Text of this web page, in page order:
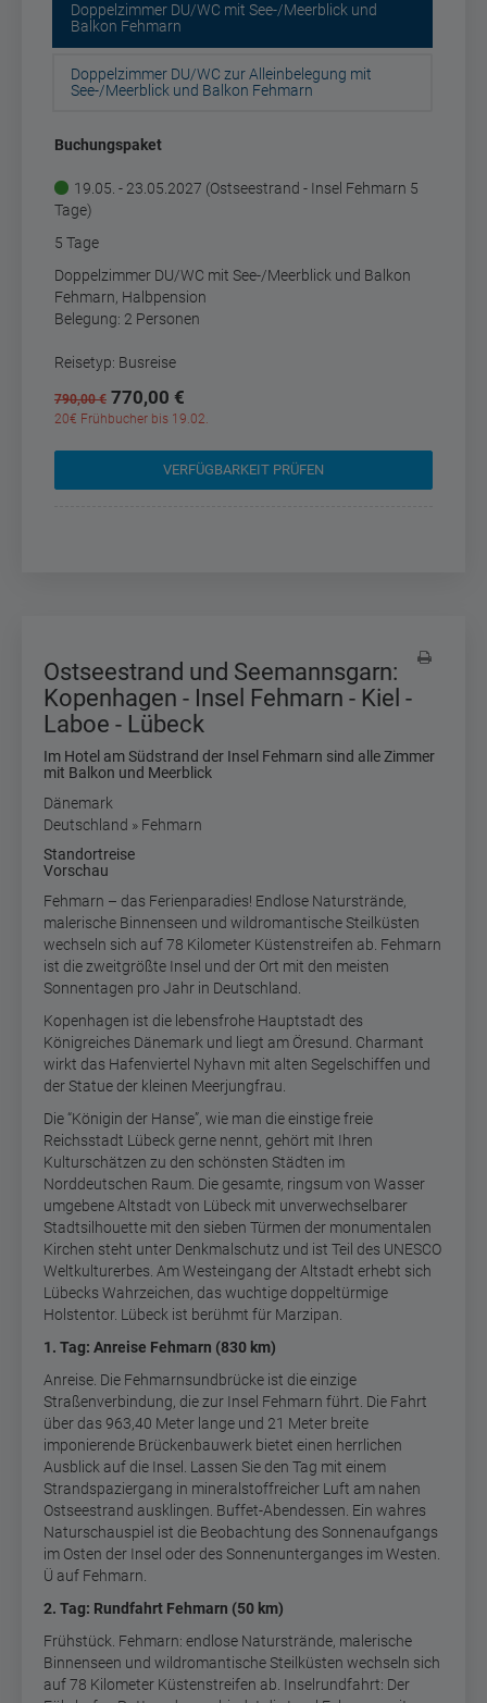
Doppelzimmer DU/WC mit See-/Meerblick und
Balkon Fehmarn
Doppelzimmer DU/WC zur Alleinbelegung mit
See-/Meerblick und Balkon Fehmarn
Buchungspaket
19.05. - 23.05.2027 (Ostseestrand - Insel Fehmarn 5
Tage)
5 Tage
Doppelzimmer DU/WC mit See-/Meerblick und Balkon
Fehmarn, Halbpension
Belegung: 2 Personen
Reisetyp: Busreise
790,00 € 770,00 €
20€ Frühbucher bis 19.02.
VERFÜGBARKEIT PRÜFEN
Ostseestrand und Seemannsgarn:
Kopenhagen - Insel Fehmarn - Kiel -
Laboe - Lübeck
Im Hotel am Südstrand der Insel Fehmarn sind alle Zimmer
mit Balkon und Meerblick
Dänemark
Deutschland » Fehmarn
Standortreise
Vorschau
Fehmarn – das Ferienparadies! Endlose Naturstrände,
malerische Binnenseen und wildromantische Steilküsten
wechseln sich auf 78 Kilometer Küstenstreifen ab. Fehmarn
ist die zweitgrößte Insel und der Ort mit den meisten
Sonnentagen pro Jahr in Deutschland.
Kopenhagen ist die lebensfrohe Hauptstadt des
Königreiches Dänemark und liegt am Öresund. Charmant
wirkt das Hafenviertel Nyhavn mit alten Segelschiffen und
der Statue der kleinen Meerjungfrau.
Die “Königin der Hanse”, wie man die einstige freie
Reichsstadt Lübeck gerne nennt, gehört mit Ihren
Kulturschätzen zu den schönsten Städten im
Norddeutschen Raum. Die gesamte, ringsum von Wasser
umgebene Altstadt von Lübeck mit unverwechselbarer
Stadtsilhouette mit den sieben Türmen der monumentalen
Kirchen steht unter Denkmalschutz und ist Teil des UNESCO
Weltkulturerbes. Am Westeingang der Altstadt erhebt sich
Lübecks Wahrzeichen, das wuchtige doppeltürmige
Holstentor. Lübeck ist berühmt für Marzipan.
1. Tag: Anreise Fehmarn (830 km)
Anreise. Die Fehmarnsundbrücke ist die einzige
Straßenverbindung, die zur Insel Fehmarn führt. Die Fahrt
über das 963,40 Meter lange und 21 Meter breite
imponierende Brückenbauwerk bietet einen herrlichen
Ausblick auf die Insel. Lassen Sie den Tag mit einem
Strandspaziergang in mineralstoffreicher Luft am nahen
Ostseestrand ausklingen. Buffet-Abendessen. Ein wahres
Naturschauspiel ist die Beobachtung des Sonnenaufgangs
im Osten der Insel oder des Sonnenunterganges im Westen.
Ü auf Fehmarn.
2. Tag: Rundfahrt Fehmarn (50 km)
Frühstück. Fehmarn: endlose Naturstrände, malerische
Binnenseen und wildromantische Steilküsten wechseln sich
auf 78 Kilometer Küstenstreifen ab. Inselrundfahrt: Der